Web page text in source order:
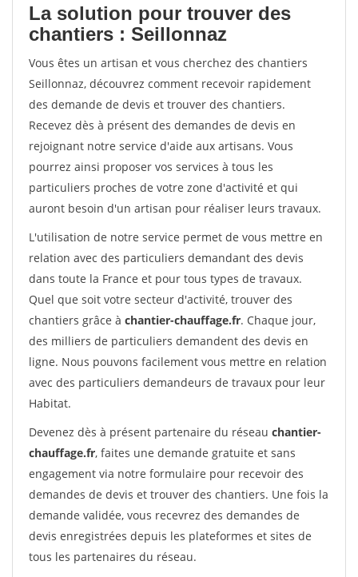
La solution pour trouver des
chantiers : Seillonnaz
Vous êtes un artisan et vous cherchez des chantiers
Seillonnaz, découvrez comment recevoir rapidement
des demande de devis et trouver des chantiers.
Recevez dès à présent des demandes de devis en
rejoignant notre service d'aide aux artisans. Vous
pourrez ainsi proposer vos services à tous les
particuliers proches de votre zone d'activité et qui
auront besoin d'un artisan pour réaliser leurs travaux.
L'utilisation de notre service permet de vous mettre en
relation avec des particuliers demandant des devis
dans toute la France et pour tous types de travaux.
Quel que soit votre secteur d'activité, trouver des
chantiers grâce à chantier-chauffage.fr. Chaque jour,
des milliers de particuliers demandent des devis en
ligne. Nous pouvons facilement vous mettre en relation
avec des particuliers demandeurs de travaux pour leur
Habitat.
Devenez dès à présent partenaire du réseau chantier-
chauffage.fr, faites une demande gratuite et sans
engagement via notre formulaire pour recevoir des
demandes de devis et trouver des chantiers. Une fois la
demande validée, vous recevrez des demandes de
devis enregistrées depuis les plateformes et sites de
tous les partenaires du réseau.